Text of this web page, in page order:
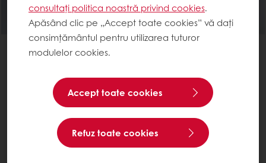
O mai bună prelucrabilitate și stabilitate
Intense Extendo
Sac 25 kg
Ai nevoie de mai multe informații? Suntem bucuroși
consultați politica noastră privind cookies.
Apăsând clic pe „Accept toate cookies” vă dați
consimțământul pentru utilizarea tuturor
modulelor cookies.
Accept toate cookies
Refuz toate cookies